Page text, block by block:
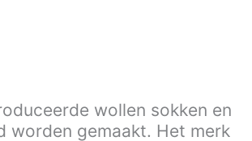
wollen sokken en
worden gemaakt. Het merk